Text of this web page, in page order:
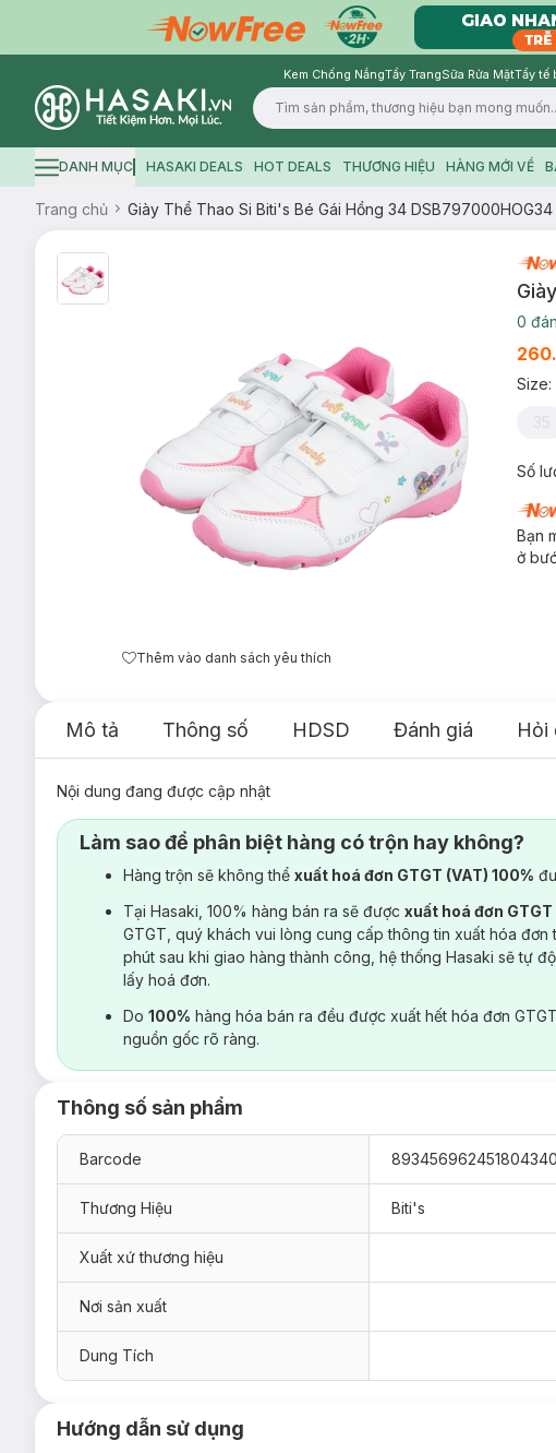
Kem Chống NắngTẩy TrangSữa Rửa MặtTẩy tế
Logo
Hamburger icon
DANH MỤC HASAKI DEALS HOT DEALS THƯƠNG HIỆU HÀNG MỚI VỀ
Trang chủ Giày Thể Thao Si Biti's Bé Gái Hồng 34 DSB797000HOG34
Thêm vào danh sách yêu thích
0
Size:
35
Số
Bạn
ở
Mô tả Thông số HDSD Đánh giá Hỏi
Nội dung đang được cập nhật
Làm sao để phân biệt hàng có trộn hay không?
Hàng trộn sẽ không thể xuất hoá đơn GTGT (VAT) 100%
Tại Hasaki, 100% hàng bán ra sẽ được xuất hoá đơn GTGT
GTGT, quý khách vui lòng cung cấp thông tin xuất hóa
phút sau khi giao hàng thành công, hệ thống Hasaki sẽ tự
lấy hoá đơn.
Do 100% hàng hóa bán ra đều được xuất hết hóa đơn
nguồn gốc rõ ràng.
Thông số sản phẩm
Barcode 893456962451804340
Thương Hiệu Biti's
Xuất xứ thương hiệu
Nơi sản xuất
Dung Tích
Hướng dẫn sử dụng